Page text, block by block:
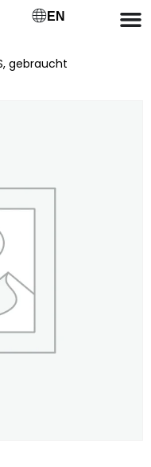
EN
gebraucht